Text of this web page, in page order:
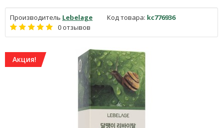
Производитель Lebelage Код товара: kc776936
0 отзывов
Акция!